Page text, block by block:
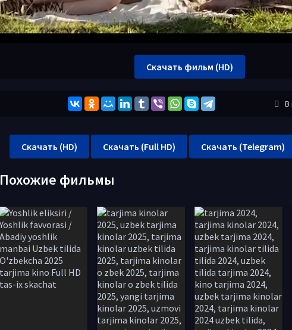
Скачать фильм (HD)
В
Скачать (HD) Скачать (Full HD) Скачать (Telegram)
Похожие фильмы